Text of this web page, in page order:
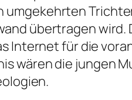
übertragen
Internet für die
wären die jungen